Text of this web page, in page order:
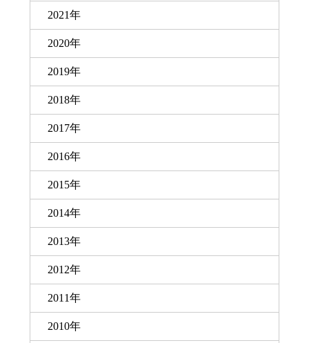
2021年
2020年
2019年
2018年
2017年
2016年
2015年
2014年
2013年
2012年
2011年
2010年